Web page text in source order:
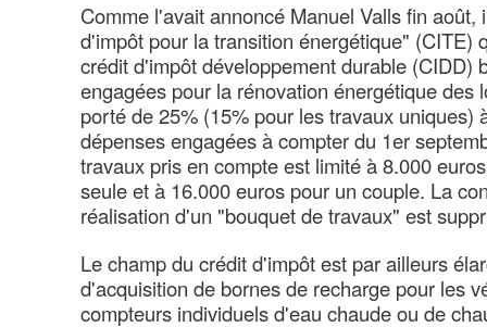
Comme l'avait annoncé Manuel Valls fin août,
d'impôt pour la transition énergétique" (CITE)
crédit d'impôt développement durable (CIDD)
engagées pour la rénovation énergétique des
porté de 25% (15% pour les travaux uniques)
dépenses engagées à compter du 1er
travaux pris en compte est limité à 8.000
seule et à 16.000 euros pour un couple. La
réalisation d'un "bouquet de travaux" est
Le champ du crédit d'impôt est par ailleurs
d'acquisition de bornes de recharge pour les
compteurs individuels d'eau chaude ou de